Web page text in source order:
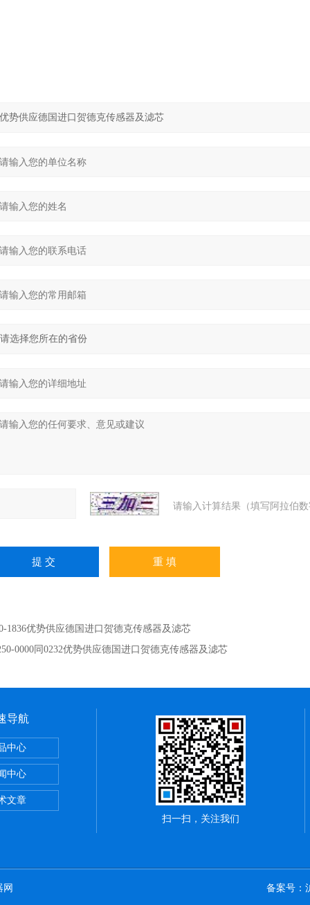
请输入计算结果（填写阿拉伯
1836优势供应德国进口贺德克传感器及滤芯
0000同0232优势供应德国进口贺德克传感器及滤芯
导航
中心
中心
文章
扫一扫，关注我们
网 备案号：